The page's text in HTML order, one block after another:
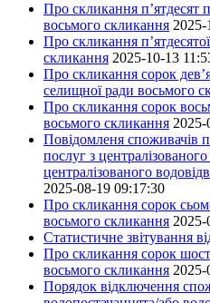
Про скликання п’ятдесят
восьмого скликання 2025-
Про скликання
скликання 2025-10-13
Про скликання сорок
селищної ради восьмого
Про скликання сорок
восьмого скликання 2025-
Повідомленя споживачів
послуг з
централізованого
2025-08-19 09:17:30
Про скликання сорок
восьмого скликання 2025-
Статистичне звітування
Про скликання сорок
восьмого скликання 2025-
Порядок відключення